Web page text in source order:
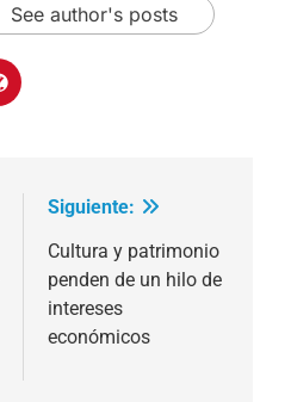
See author's posts
Siguiente:
Cultura y patrimonio
penden de un hilo de
intereses
económicos